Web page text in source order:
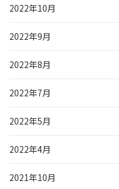
2022年10月
2022年9月
2022年8月
2022年7月
2022年5月
2022年4月
2021年10月